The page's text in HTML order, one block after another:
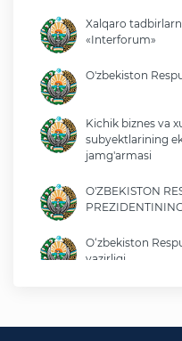
Xalqaro
«Interforum»
O'zbekiston
Kichik biznes va
subyektlarining
jamg'armasi
O'ZBEKISTON
O‘zbekiston
vazirligi